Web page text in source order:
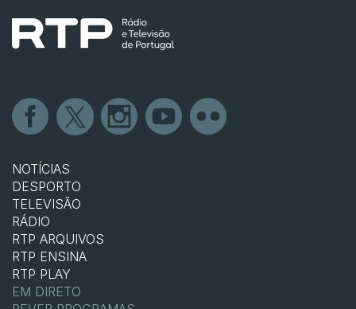
NOTÍCIAS
DESPORTO
TELEVISÃO
RÁDIO
RTP ARQUIVOS
RTP ENSINA
RTP PLAY
EM DIRETO